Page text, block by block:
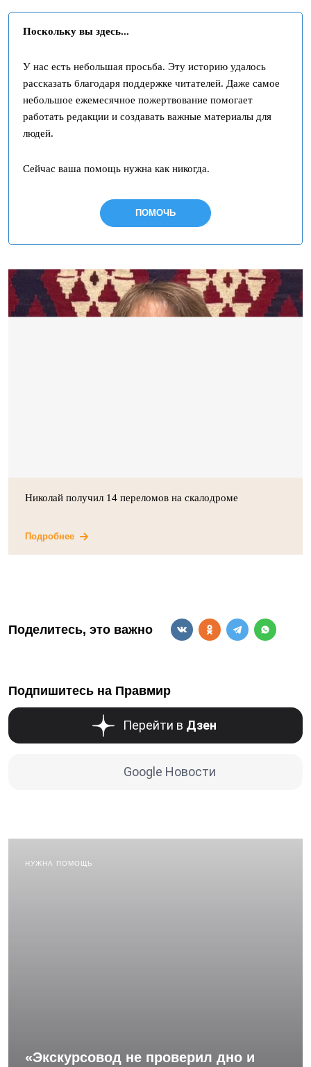
Поскольку вы здесь...
У нас есть небольшая просьба. Эту историю удалось
рассказать благодаря поддержке читателей. Даже самое
небольшое ежемесячное пожертвование помогает
работать редакции и создавать важные материалы для
людей.
Сейчас ваша помощь нужна как никогда.
ПОМОЧЬ
Николай получил 14 переломов на скалодроме
Подробнее
Поделитесь, это важно
Подпишитесь на Правмир
Перейти в Дзен
Google Новости
НУЖНА ПОМОЩЬ
«Экскурсовод не проверил дно и